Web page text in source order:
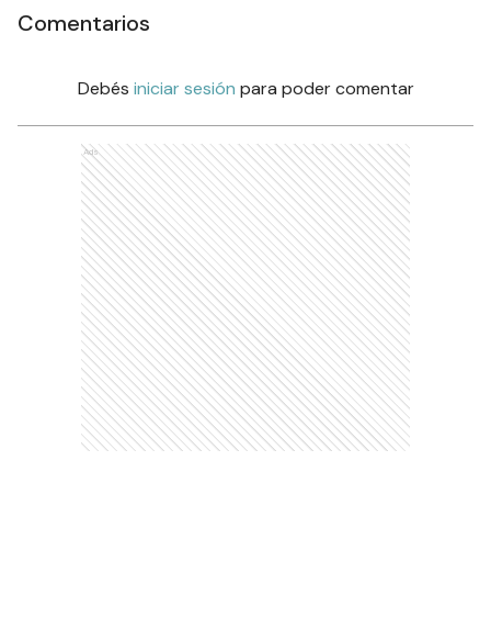
Comentarios
Debés iniciar sesión para poder comentar
Ads